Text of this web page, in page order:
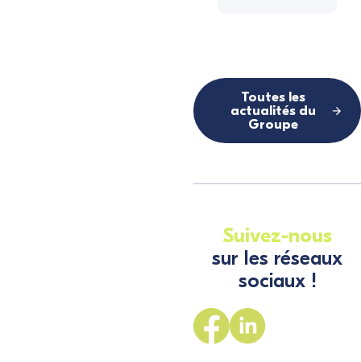
Toutes les
actualités du
Groupe
Suivez-nous
sur les réseaux
sociaux !